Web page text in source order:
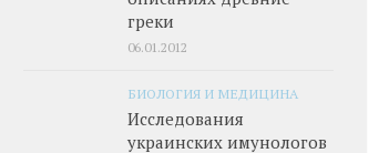
греки
06.01.2012
БИОЛОГИЯ И МЕДИЦИНА
Исследования
украинских имунологов